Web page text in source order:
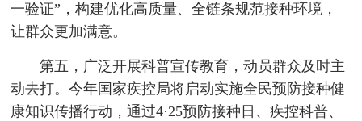
一验证”，构建优化高质量、全链条规范接种环境，
让群众更加满意。
第五，广泛开展科普宣传教育，动员群众及时主
动去打。今年国家疾控局将启动实施全民预防接种健
康知识传播行动，通过4·25预防接种日、疾控科普、